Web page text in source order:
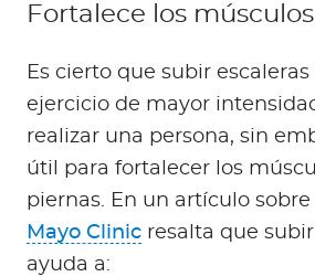
Fortalece los músculos
Es cierto que subir escaleras
ejercicio de mayor
realizar una persona, sin
útil para fortalecer los
piernas. En un artículo
Mayo Clinic resalta que
ayuda a: